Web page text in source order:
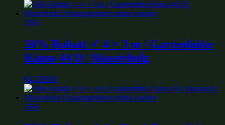
26%
26% Rabatt ✓ 4 × 3 m | Gartenhütte
Kiano 44 D | Massivholz
€4,339.00
26%